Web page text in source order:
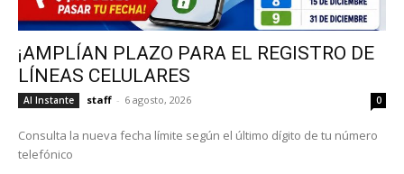
¡AMPLÍAN PLAZO PARA EL REGISTRO DE
LÍNEAS CELULARES
Al Instante staff - 6 agosto, 2026 0
Consulta la nueva fecha límite según el último dígito de tu número
telefónico